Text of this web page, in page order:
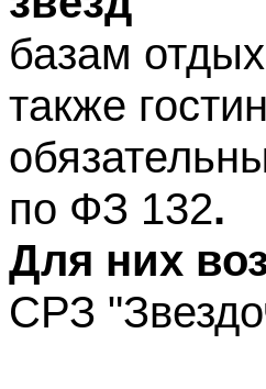
базам
также
по ФЗ 132.
Для них
СРЗ